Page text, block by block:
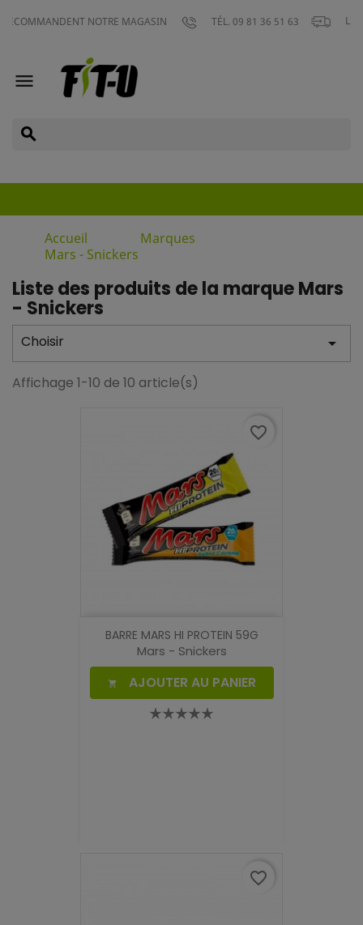
NOTRE MAGASIN TÉL. 09 81 36 51 63 LIVRAISON

search
Accueil
Marques
Mars - Snickers
Liste des produits de la marque Mars
- Snickers
Choisir 
Affichage 1-10 de 10 article(s)
BARRE MARS HI PROTEIN 59G
Mars - Snickers
 AJOUTER AU PANIER
favorite_border
favorite_border